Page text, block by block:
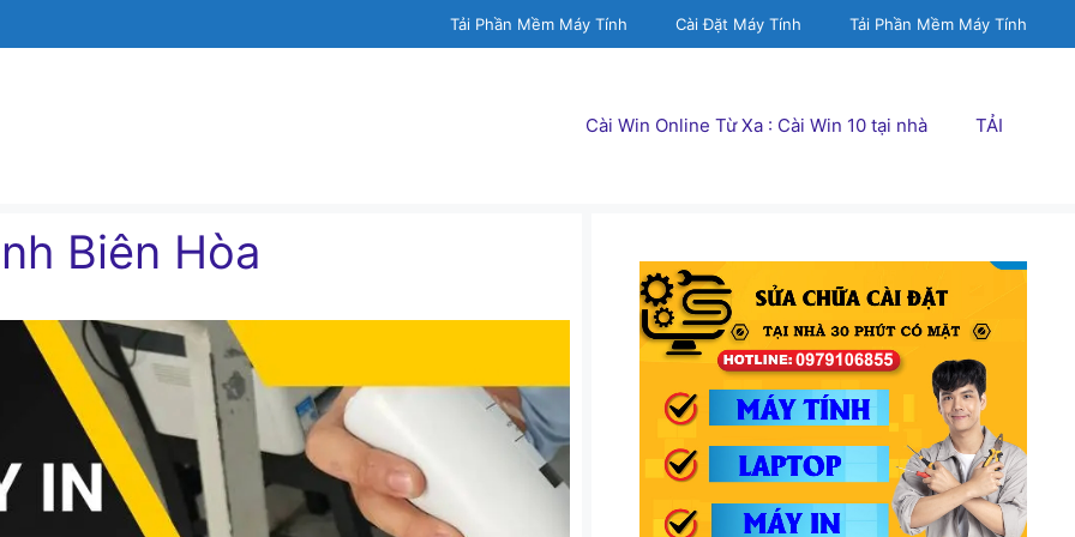
Tải Phần Mềm Máy Tính Cài Đặt Máy Tính Tải Phần Mềm Máy Tính
Cài Win Online Từ Xa : Cài Win 10 tại nhà TẢI
Biên Hòa